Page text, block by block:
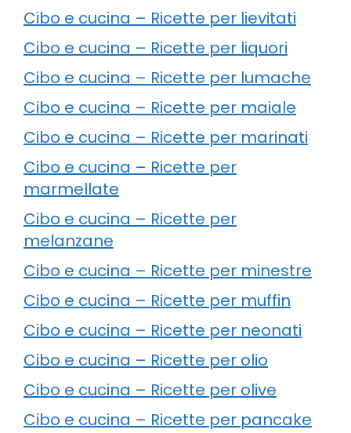
Cibo e cucina – Ricette per lievitati
Cibo e cucina – Ricette per liquori
Cibo e cucina – Ricette per lumache
Cibo e cucina – Ricette per maiale
Cibo e cucina – Ricette per marinati
Cibo e cucina – Ricette per
marmellate
Cibo e cucina – Ricette per
melanzane
Cibo e cucina – Ricette per minestre
Cibo e cucina – Ricette per muffin
Cibo e cucina – Ricette per neonati
Cibo e cucina – Ricette per olio
Cibo e cucina – Ricette per olive
Cibo e cucina – Ricette per pancake